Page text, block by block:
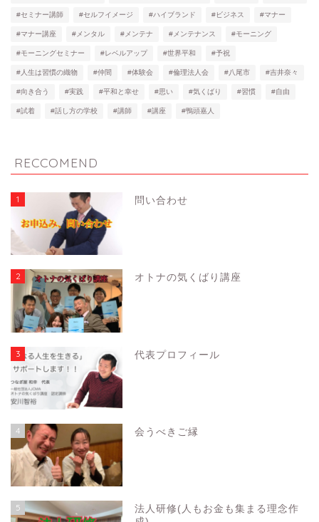
#セミナー講師 #セルフイメージ #ハイブランド #ビジネス #マナー
#マナー講座 #メンタル #メンテナ #メンテナンス #モーニング
#モーニングセミナー #レベルアップ #世界平和 #予祝
#人生は習慣の織物 #仲間 #体験会 #倫理法人会 #八尾市 #吉井奈々
#向き合う #実践 #平和と幸せ #思い #気くばり #習慣 #自由
#試着 #話し方の学校 #講師 #講座 #鴨頭嘉人
RECCOMEND
1 問い合わせ
2 オトナの気くばり講座
3 代表プロフィール
4 会うべきご縁
5
法人研修(人もお金も集まる理念作